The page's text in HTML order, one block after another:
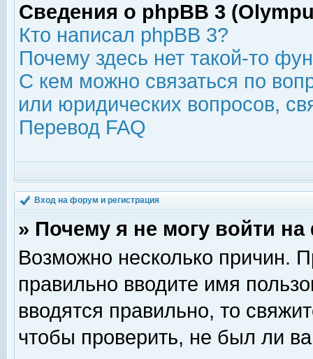
Сведения о phpBB 3
Кто написал phpBB 3?
Почему здесь нет такой-то
С кем можно связаться по
или юридических вопросов,
Перевод FAQ
Вход на форум и регистрация
» Почему я не могу войти
Возможно несколько причин.
правильно вводите имя
вводятся правильно, то
чтобы проверить, не был ли